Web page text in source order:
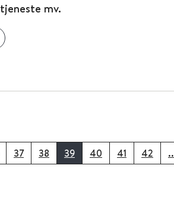
mv.
37 38 39 40 41 42